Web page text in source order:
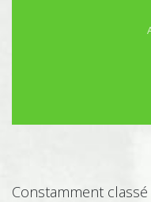
Constamment